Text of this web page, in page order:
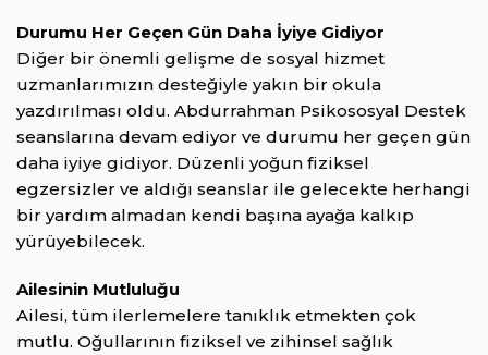
Durumu Her Geçen Gün Daha İyiye Gidiyor
Diğer bir önemli gelişme de sosyal hizmet
uzmanlarımızın desteğiyle yakın bir okula
yazdırılması oldu. Abdurrahman Psikososyal Destek
seanslarına devam ediyor ve durumu her geçen gün
daha iyiye gidiyor. Düzenli yoğun fiziksel
egzersizler ve aldığı seanslar ile gelecekte herhangi
bir yardım almadan kendi başına ayağa kalkıp
yürüyebilecek.
Ailesinin Mutluluğu
Ailesi, tüm ilerlemelere tanıklık etmekten çok
mutlu. Oğullarının fiziksel ve zihinsel sağlık